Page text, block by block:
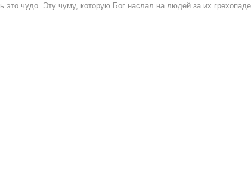
это чудо. Эту чуму, которую Бог наслал на людей за их